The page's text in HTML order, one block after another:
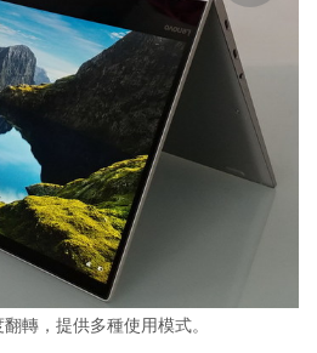
轉，提供多種使用模式。